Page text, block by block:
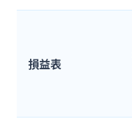
損益表